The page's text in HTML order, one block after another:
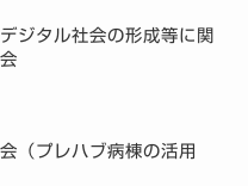
ジタル社会の形成等に関
（プレハブ病棟の活用